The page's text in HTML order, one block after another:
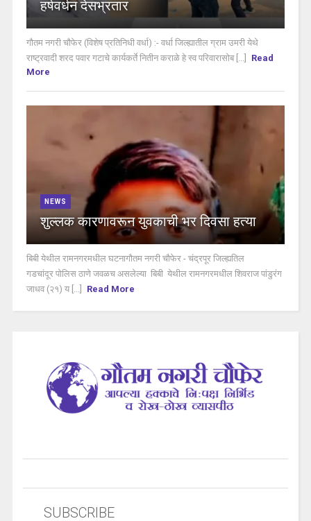
हर्षवर्धन देसभ्रतार
गौतम नगरी चौफेर (विशेष प्रतिनिधी वर्धा) :- वर्धा जिल्ह्यातील ग्राम उमरी येथे
राष्ट्रवादी शरद पवार गटाचे कार्यकर्ते नितीन कराळे हे स्व परिवारासोब [...]
Read
More
NEWS
शुल्लक कारणावरून युवकाची भर दिवसा हत्या
बिबी येथील रामनगरमधील घटनागौतम नगरी चौफेर - चंद्रपूर जिल्ह्यतिल
गडचांदूर पोलिस ठाणे जवळच असलेल्या बिबी येथील रामनगरमधील शिवराज पांडुरंग
जाधव (२१) य [...]
Read More
SUBSCRIBE